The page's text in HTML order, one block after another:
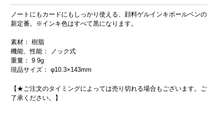
ノートにもカードにもしっかり使える、顔料ゲルインキボールペンの
新定番。※インキ色はすべて黒になります。
素材： 樹脂
機能、性能： ノック式
重量： 9.9g
現品サイズ： φ10.3×143mm
【★ご注文のタイミングによっては売り切れる場合もございます。ご
了承ください。】